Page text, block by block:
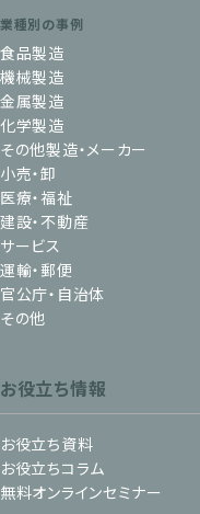
業種別の事例
食品製造
機械製造
金属製造
化学製造
その他製造・メーカー
小売・卸
医療・福祉
建設・不動産
サービス
運輸・郵便
官公庁・自治体
その他
お役立ち情報
お役立ち資料
お役立ちコラム
無料オンラインセミナー